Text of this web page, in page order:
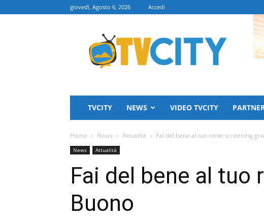
giovedì, Agosto 6, 2026 Accedi
TVCITY
TVCITY NEWS VIDEO TVCITY
Home News Attualità Fai del bene al tuo rene: screening
News Attualità
Fai del bene al tuo
Buono